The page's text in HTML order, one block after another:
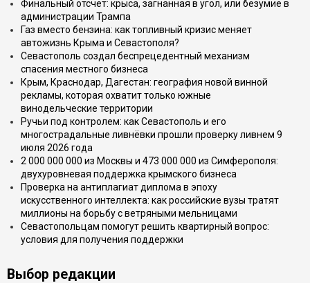
Финальный отсчёт: крыса, загнанная в угол, или безумие в
администрации Трампа
Газ вместо бензина: как топливный кризис меняет
автожизнь Крыма и Севастополя?
Севастополь создал беспрецедентный механизм
спасения местного бизнеса
Крым, Краснодар, Дагестан: география новой винной
рекламы, которая охватит только южные
винодельческие территории
Ручьи под контролем: как Севастополь и его
многострадальные ливнёвки прошли проверку ливнем 9
июля 2026 года
2 000 000 000 из Москвы и 473 000 000 из Симферополя:
двухуровневая поддержка крымского бизнеса
Проверка на антиплагиат диплома в эпоху
искусственного интеллекта: как российские вузы тратят
миллионы на борьбу с ветряными мельницами
Севастопольцам помогут решить квартирный вопрос:
условия для получения поддержки
Выбор редакции